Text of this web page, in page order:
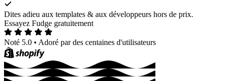
Dites adieu aux templates & aux développeurs hors de prix.
Essayez Fudge gratuitement
Noté 5.0 • Adoré par des centaines d'utilisateurs